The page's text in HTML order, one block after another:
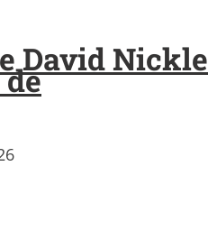
David Nickle